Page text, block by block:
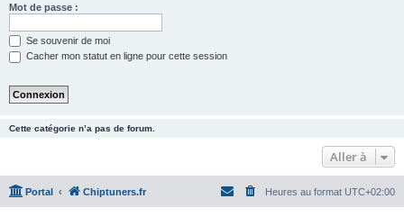
Mot de passe :
Se souvenir de moi
Cacher mon statut en ligne pour cette session
Cette catégorie n’a pas de forum.
Aller à
Portal Chiptuners.fr Heures au format UTC+02:00